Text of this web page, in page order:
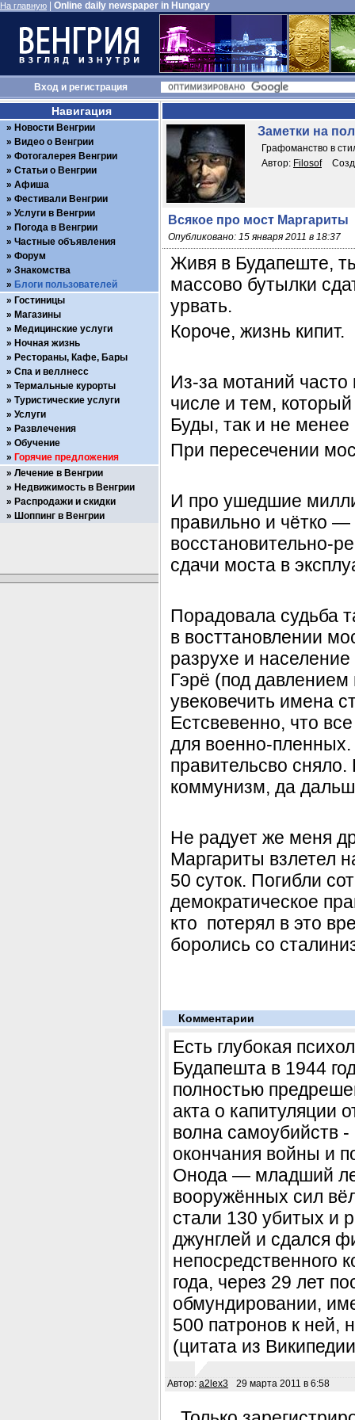
На главную Online daily newspaper in Hungary
Входи регистрация
Заметки на
Графоманство в
Автор: Filosof
Всякое про мост Маргариты
Опубликовано: 15 января 2011 в 18:37
Живя в Будапеште,
массово бутылки
урвать.
Короче, жизнь кипит.
Из-за мотаний часто
числе и тем,
Буды, так и не
При пересечении
И про ушедшие
правильно и чётко
восстановительно-
сдачи моста в
Порадовала судьба
в восттановлении
разрухе и
Гэрё (под
увековечить имена
Естсвевенно, что
для военно-
правительсво
коммунизм, да
Не радует же меня
Маргариты взлетел
50 суток. Погибли
демократическое
кто потерял в это
боролись со
Комментарии
Есть глубокая
Будапешта в 1944
полностью
акта о капитуляции
волна самоубийств
окончания войны и
Онода — младший
вооружённых сил
стали 130 убитых и
джунглей и сдался
непосредственного
года, через 29 лет
обмундировании,
500 патронов к ней,
(цитата из
Автор: a2lex3 29 марта 2011 в 6:58
Навигация
Новости Венгрии
Видео о Венгрии
Фотогалерея Венгрии
Статьи о Венгрии
Афиша
Фестивали Венгрии
Услуги в Венгрии
Погода в Венгрии
Частные объявления
Форум
Знакомства
Блоги пользователей
Гостиницы
Магазины
Медицинские услуги
Ночная жизнь
Рестораны, Кафе, Бары
Спа и веллнесс
Термальные курорты
Туристические услуги
Услуги
Развлечения
Обучение
Горячие предложения
Лечение в Венгрии
Недвижимость в Венгрии
Распродажи и скидки
Шоппинг в Венгрии